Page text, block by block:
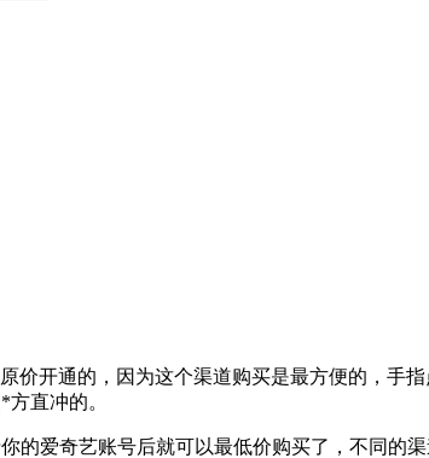
价开通的，因为这个渠道购买是最方便的，手
直冲的。
的爱奇艺账号后就可以最低价购买了，不同的